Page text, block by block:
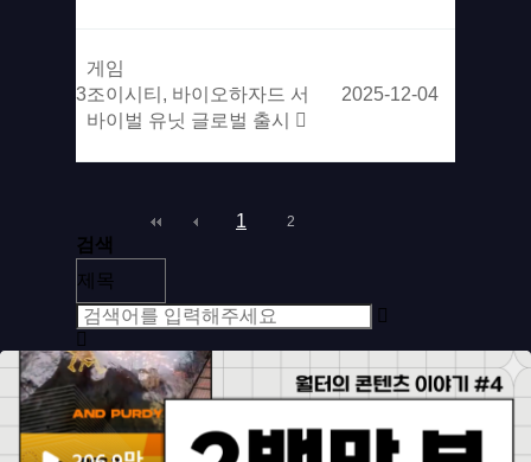
3
게임
조이시티, 바이오하자드 서
바이벌 유닛 글로벌 출시
2025-12-04
1 2
검색